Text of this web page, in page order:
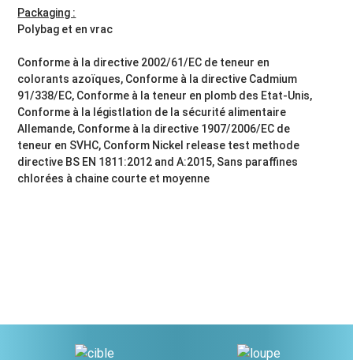
Packaging :
Polybag et en vrac
Conforme à la directive 2002/61/EC de teneur en
colorants azoïques, Conforme à la directive Cadmium
91/338/EC, Conforme à la teneur en plomb des Etat-Unis,
Conforme à la légistlation de la sécurité alimentaire
Allemande, Conforme à la directive 1907/2006/EC de
teneur en SVHC, Conform Nickel release test methode
directive BS EN 1811:2012 and A:2015, Sans paraffines
chlorées à chaine courte et moyenne